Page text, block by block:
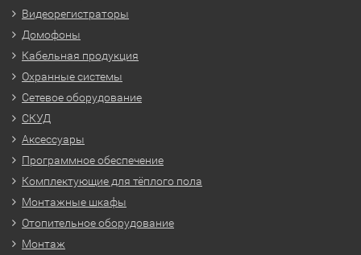
Видеорегистраторы
Домофоны
Кабельная продукция
Охранные системы
Сетевое оборудование
СКУД
Аксессуары
Программное обеспечение
Комплектующие для тёплого пола
Монтажные шкафы
Отопительное оборудование
Монтаж